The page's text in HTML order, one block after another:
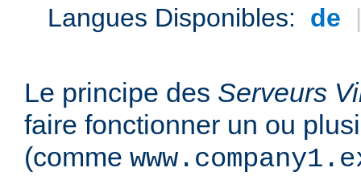
Langues Disponibles: de
Le principe des Serveurs
faire fonctionner un ou
(comme